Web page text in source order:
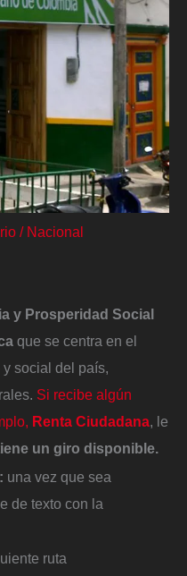
/ Nacional
y Prosperidad Social
que se centra en el
social del país,
Si recibe algún
Renta Ciudadana, le
un giro disponible.
una vez que sea
de texto con la
ruta